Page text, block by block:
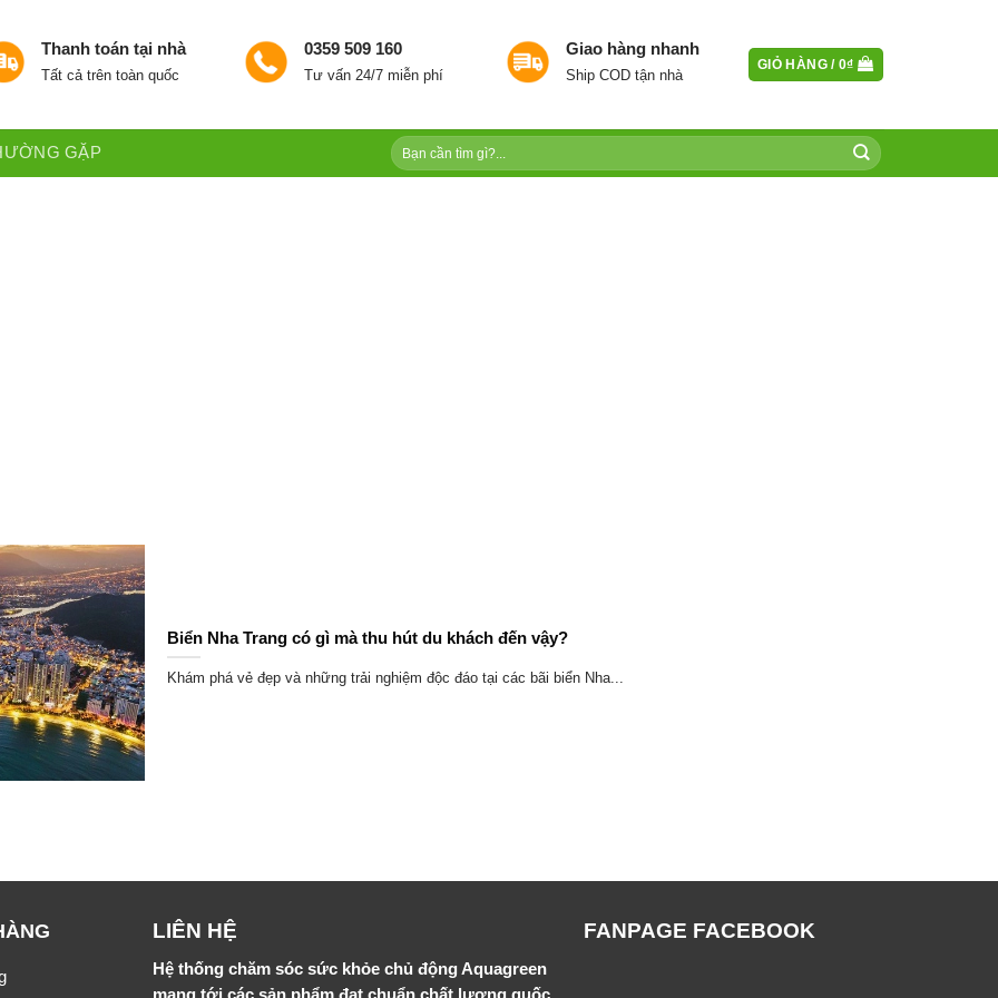
Thanh toán tại nhà
Tất cả trên toàn quốc
0359 509 160
Tư vấn 24/7 miễn phí
Giao hàng nhanh
Ship COD tận nhà
GIỎ HÀNG / 0₫
GẶP
Tìm
kiếm:
Biển Nha Trang có gì mà thu hút du khách đến vậy?
Khám phá vẻ đẹp và những trải nghiệm độc đáo tại các bãi biển Nha...
LIÊN HỆ
Hệ thống chăm sóc sức khỏe chủ động Aquagreen
FANPAGE FACEBOOK